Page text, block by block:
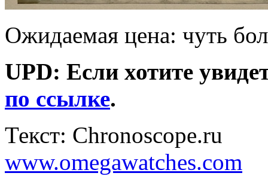
Ожидаемая цена: чуть
UPD: Если хотите
по ссылке.
Текст: Chronoscope.ru
www.omegawatches.com